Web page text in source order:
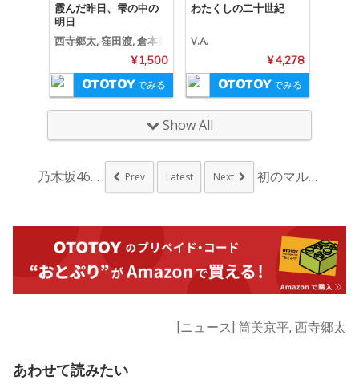
霞んだ昨日、雫の中の
明日
西寺郷太, 窪田渡, 倉本美
¥ 1,500
でみる
わたくしの二十世紀
V.A.
¥ 4,278
でみる
Show All
乃木坂46 『僕は僕... Prev Latest Next 初のマルチアングル映...
[ニュース] 筒美京平, 西寺郷太
あわせて読みたい